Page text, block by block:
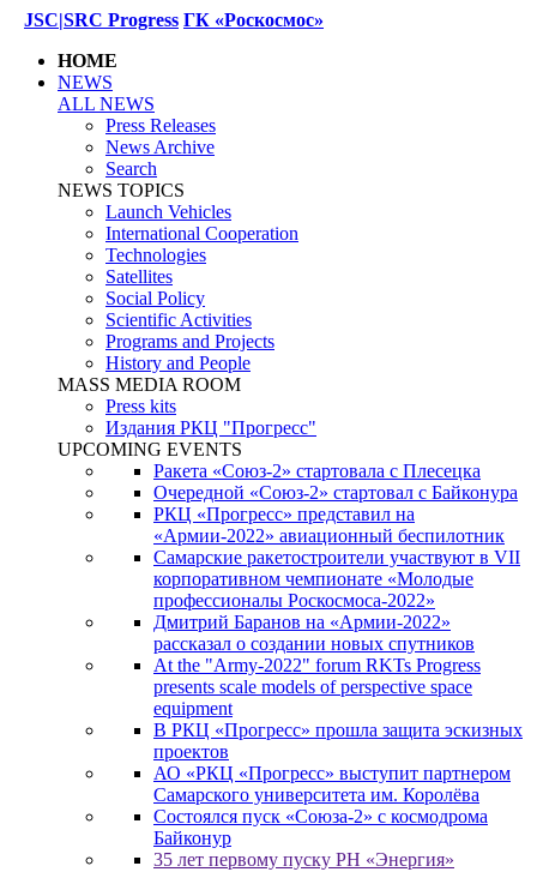
JSC|SRC Progress ГК «Роскосмос»
HOME
NEWS
ALL NEWS
Press Releases
News Archive
Search
NEWS TOPICS
Launch Vehicles
International Cooperation
Technologies
Satellites
Social Policy
Scientific Activities
Programs and Projects
History and People
MASS MEDIA ROOM
Press kits
Издания РКЦ "Прогресс"
UPCOMING EVENTS
Ракета «Союз-2» стартовала с Плесецка
Очередной «Союз-2» стартовал с Байконура
РКЦ «Прогресс» представил на
«Армии-2022» авиационный беспилотник
Самарские ракетостроители участвуют в VII
корпоративном чемпионате «Молодые
профессионалы Роскосмоса-2022»
Дмитрий Баранов на «Армии-2022»
рассказал о создании новых спутников
At the "Army-2022" forum RKTs Progress
presents scale models of perspective space
equipment
В РКЦ «Прогресс» прошла защита эскизных
проектов
АО «РКЦ «Прогресс» выступит партнером
Самарского университета им. Королёва
Состоялся пуск «Союза-2» с космодрома
Байконур
35 лет первому пуску РН «Энергия»